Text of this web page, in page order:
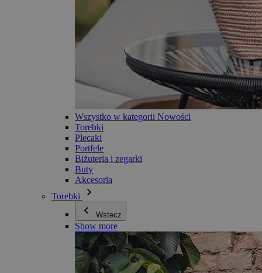
Wszystko w kategorii Nowości
Torebki
Plecaki
Portfele
Biżuteria i zegarki
Buty
Akcesoria
Torebki
Wstecz
Show more